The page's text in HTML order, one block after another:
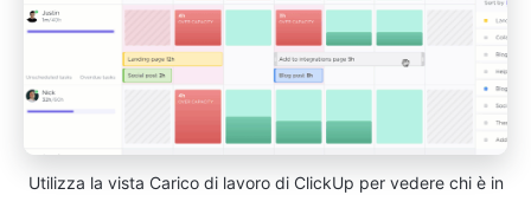
Utilizza la vista Carico di lavoro di ClickUp per vedere chi è in